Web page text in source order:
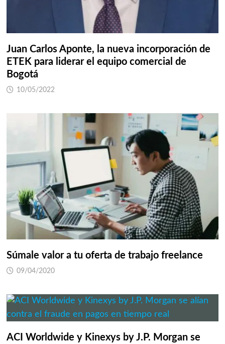
Juan Carlos Aponte, la nueva incorporación de
ETEK para liderar el equipo comercial de
Bogotá
10/05/2022
Súmale valor a tu oferta de trabajo freelance
09/04/2020
ACI Worldwide y Kinexys by J.P. Morgan se